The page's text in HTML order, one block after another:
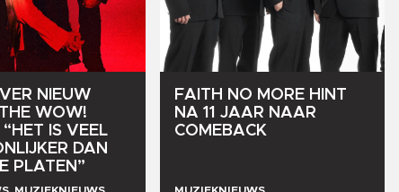
NIEUW
THE WOW!
“HET IS VEEL
DAN
PLATEN”
FAITH NO MORE HINT
NA 11 JAAR NAAR
COMEBACK